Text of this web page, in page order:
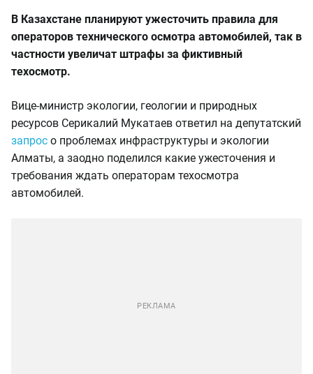
В Казахстане планируют ужесточить правила для
операторов технического осмотра автомобилей, так в
частности увеличат штрафы за фиктивный
техосмотр.
Вице-министр экологии, геологии и природных
ресурсов Серикалий Мукатаев ответил на депутатский
запрос о проблемах инфраструктуры и экологии
Алматы, а заодно поделился какие ужесточения и
требования ждать операторам техосмотра
автомобилей.